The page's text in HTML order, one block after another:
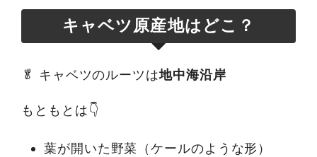
キャベツ原産地はどこ？
🥬 キャベツのルーツは地中海沿岸
もともとは👇
葉が開いた野菜（ケールのような形）